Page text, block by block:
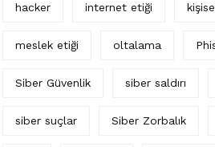
hacker internet etiği
meslek etiği oltalama
Siber Güvenlik siber saldırı
siber suçlar Siber Zorbalık